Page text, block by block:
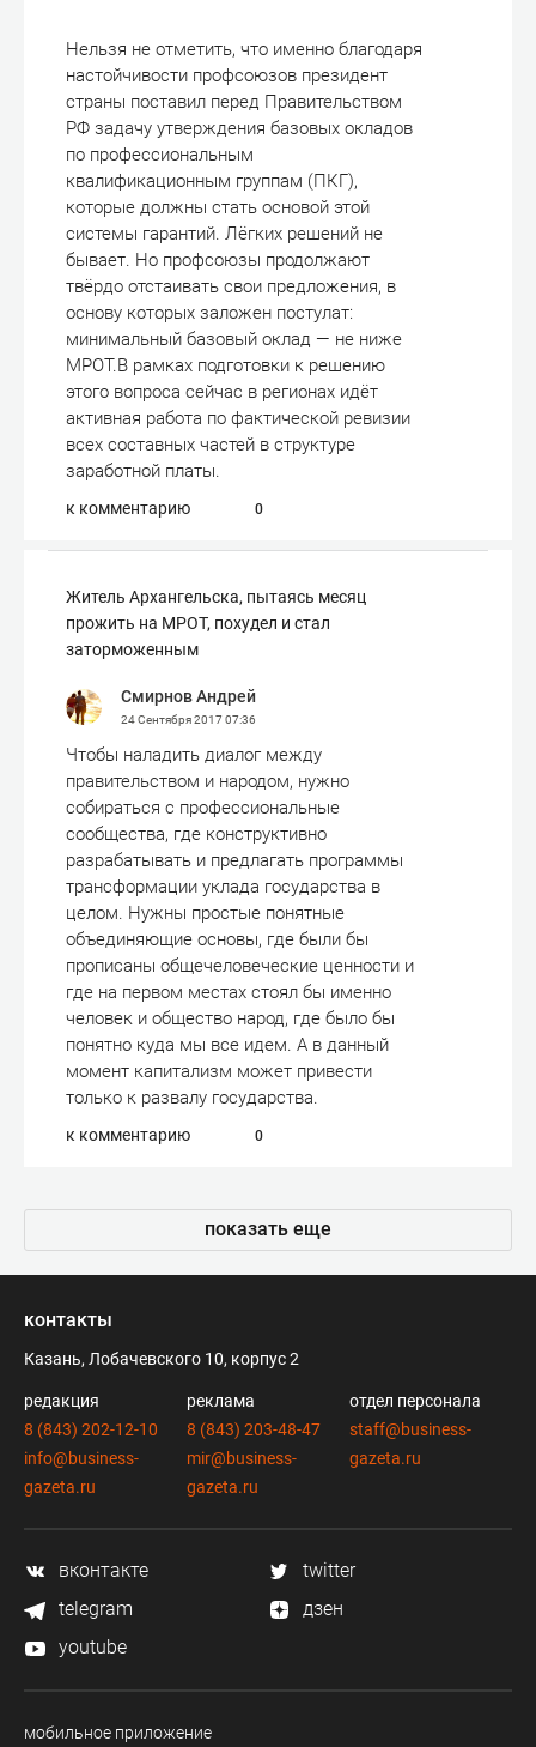
Нельзя не отметить, что именно благодаря
настойчивости профсоюзов президент
страны поставил перед Правительством
РФ задачу утверждения базовых окладов
по профессиональным
квалификационным группам (ПКГ),
которые должны стать основой этой
системы гарантий. Лёгких решений не
бывает. Но профсоюзы продолжают
твёрдо отстаивать свои предложения, в
основу которых заложен постулат:
минимальный базовый оклад — не ниже
МРОТ.В рамках подготовки к решению
этого вопроса сейчас в регионах идёт
активная работа по фактической ревизии
всех составных частей в структуре
заработной платы.
к комментарию 0
Житель Архангельска, пытаясь месяц
прожить на МРОТ, похудел и стал
заторможенным
Смирнов Андрей
24 Сентября 201707:36
Чтобы наладить диалог между
правительством и народом, нужно
собираться с профессиональные
сообщества, где конструктивно
разрабатывать и предлагать программы
трансформации уклада государства в
целом. Нужны простые понятные
объединяющие основы, где были бы
прописаны общечеловеческие ценности и
где на первом местах стоял бы именно
человек и общество народ, где было бы
понятно куда мы все идем. А в данный
момент капитализм может привести
только к развалу государства.
к комментарию 0
показать еще
контакты
Казань, Лобачевского 10, корпус 2
редакция
8 (843) 202-12-10
info@business-
gazeta.ru
реклама
8 (843) 203-48-47
mir@business-
gazeta.ru
отдел персонала
staff@business-
gazeta.ru
вконтакте
twitter
telegram
дзен
youtube
мобильное приложение